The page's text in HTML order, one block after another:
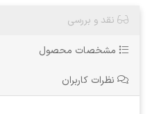
نقد و بررسی
مشخصات محصول
نظرات کاربران